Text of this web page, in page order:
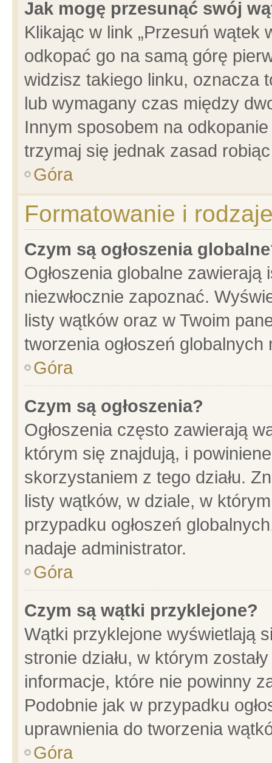
Jak mogę przesunąć swój
Klikając w link „Przesuń wątek
odkopać go na samą górę
widzisz takiego linku, oznacza
lub wymagany czas między
Innym sposobem na
trzymaj się jednak zasad
Góra
Formatowanie i
Czym są ogłoszenia
Ogłoszenia globalne
niezwłocznie zapoznać.
listy wątków oraz w Twoim
tworzenia ogłoszeń
Góra
Czym są ogłoszenia?
Ogłoszenia często zawierają
którym się znajdują, i
skorzystaniem z tego działu.
listy wątków, w dziale, w
przypadku ogłoszeń
nadaje administrator.
Góra
Czym są wątki przyklejone?
Wątki przyklejone wyświetlają
stronie działu, w którym
informacje, które nie powinny
Podobnie jak w przypadku
uprawnienia do tworzenia
Góra